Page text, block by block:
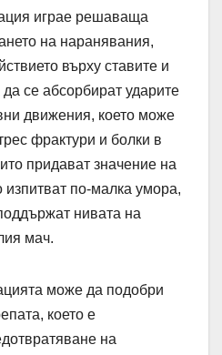
играе решаваща
на наранявания,
върху ставите и
се абсорбират ударите
движения, което може
фрактури и болки в
придават значение на
изпитват по-малка умора,
нивата на
мач.
може да подобри
което е
на